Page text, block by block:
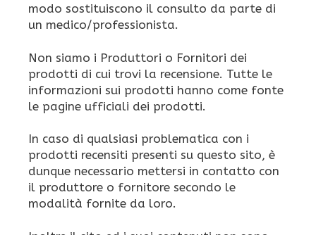
modo sostituiscono il consulto da parte di
un medico/professionista.
Non siamo i Produttori o Fornitori dei
prodotti di cui trovi la recensione. Tutte le
informazioni sui prodotti hanno come fonte
le pagine ufficiali dei prodotti.
In caso di qualsiasi problematica con i
prodotti recensiti presenti su questo sito, è
dunque necessario mettersi in contatto con
il produttore o fornitore secondo le
modalità fornite da loro.